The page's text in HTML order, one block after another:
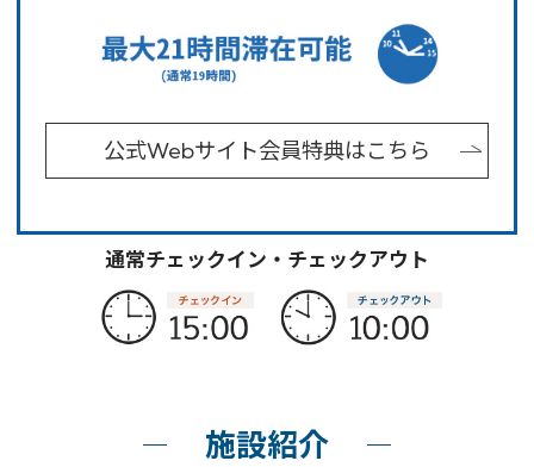
公式Webサイト会員特典はこちら
通常チェックイン・チェックアウト
施設紹介